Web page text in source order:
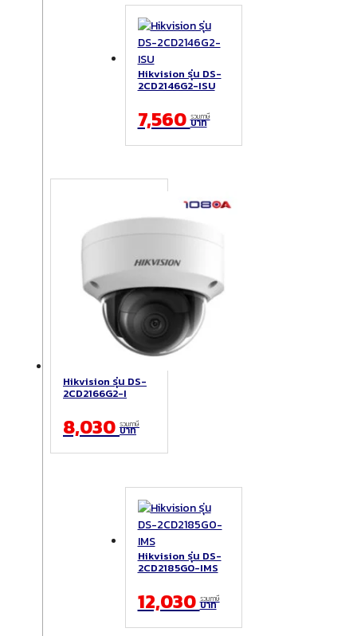
Hikvision รุ่น DS-
2CD2146G2-ISU
7,560รวมภาษี
บาท
Hikvision รุ่น DS-
2CD2166G2-I
8,030 รวมภาษี
บาท
Hikvision รุ่น DS-
2CD2185G0-IMS
12,030รวมภาษี
บาท